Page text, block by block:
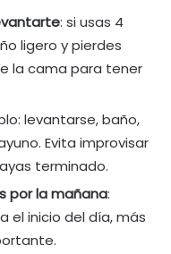
: si usas 4
ligero y pierdes
la cama para tener
levantarse, baño,
Evita improvisar
terminado.
por la mañana:
el inicio del día, más